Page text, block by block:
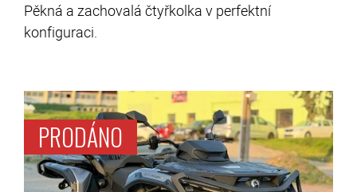
Pěkná a zachovalá čtyřkolka v perfektní
konfiguraci.